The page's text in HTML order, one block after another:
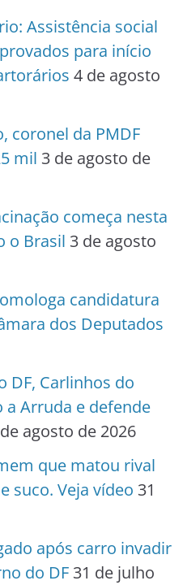
Assistência social
para início
4 de agosto
coronel da PMDF
mil 3 de agosto de
começa nesta
o Brasil 3 de agosto
candidatura
dos Deputados
DF, Carlinhos do
a Arruda e defende
agosto de 2026
que matou rival
suco. Veja vídeo 31
após carro invadir
do DF 31 de julho